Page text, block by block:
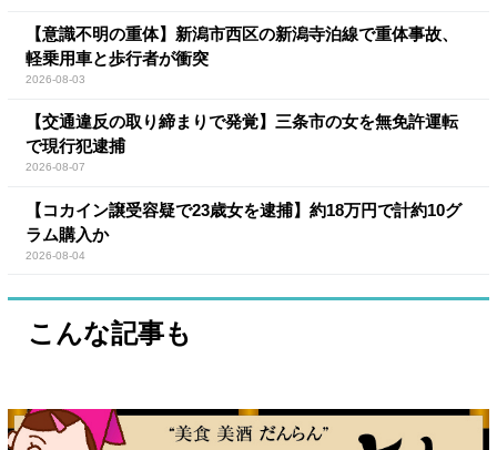
【意識不明の重体】新潟市西区の新潟寺泊線で重体事故、
軽乗用車と歩行者が衝突
2026-08-03
【交通違反の取り締まりで発覚】三条市の女を無免許運転
で現行犯逮捕
2026-08-07
【コカイン譲受容疑で23歳女を逮捕】約18万円で計約10グ
ラム購入か
2026-08-04
こんな記事も